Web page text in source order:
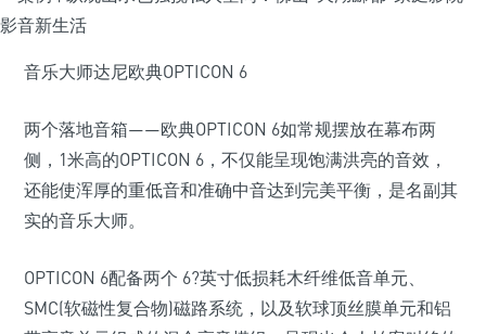
音乐大师达尼欧典OPTICON 6
两个落地音箱——欧典OPTICON 6如常规摆放在幕布两
侧，1米高的OPTICON 6，不仅能呈现饱满洪亮的音效，
还能使浑厚的重低音和准确中音达到完美平衡，是名副其
实的音乐大师。
OPTICON 6配备两个 6?英寸低损耗木纤维低音单元、
SMC(软磁性复合物)磁路系统，以及软球顶丝膜单元和铝